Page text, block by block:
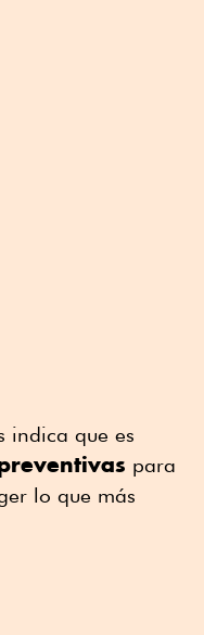
indica que es
para
lo que más